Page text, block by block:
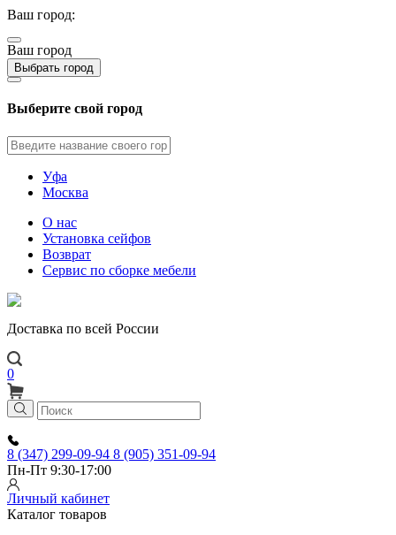
Ваш город:
Ваш город
Выбрать город
Выберите свой город
Уфа
Москва
О нас
Установка сейфов
Возврат
Сервис по сборке мебели
Доставка по всей России
0
8 (347) 299-09-94 8 (905) 351-09-94
Пн-Пт 9:30-17:00
Личный кабинет
Каталог товаров